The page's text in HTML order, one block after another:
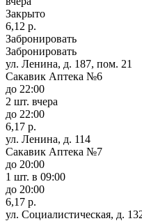
Закрыто
6,12 р.
Забронировать
Забронировать
ул. Ленина, д. 187, пом. 21
Сакавик Аптека №6
до 22:00
2 шт. вчера
до 22:00
6,17 р.
ул. Ленина, д. 114
Сакавик Аптека №7
до 20:00
1 шт. в 09:00
до 20:00
6,17 р.
ул. Социалистическая, д.